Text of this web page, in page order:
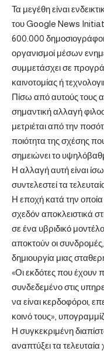
Τα μεγέθη είναι
του Google News
600.000
οργανισμοί μέσων
συμμετάσχει σε
καινοτομίας ή
Πίσω από αυτούς τους
σημαντική αλλαγή
μετριέται από την
ποιότητα της σχέσης
σημειώνει το
Η αλλαγή αυτή είναι
συντελεστεί τα
Η εποχή κατά την
σχεδόν αποκλειστικά
σε ένα υβριδικό
αποκτούν οι
δημιουργία μιας
«Οι εκδότες που έχουν
συνδεδεμένο στις
να είναι κερδοφόροι,
κοινό τους»,
Η συγκεκριμένη
αναπτύξει τα